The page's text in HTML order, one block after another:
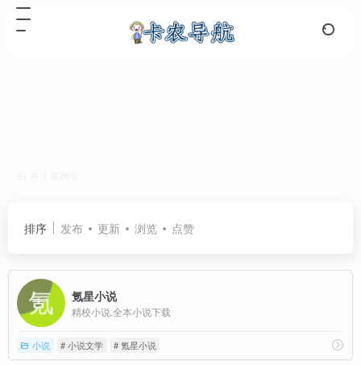
排序 发布 更新 浏览 点赞
氪星小说
精校小说,全本小说下载
小说 # 小说文学 # 氪星小说